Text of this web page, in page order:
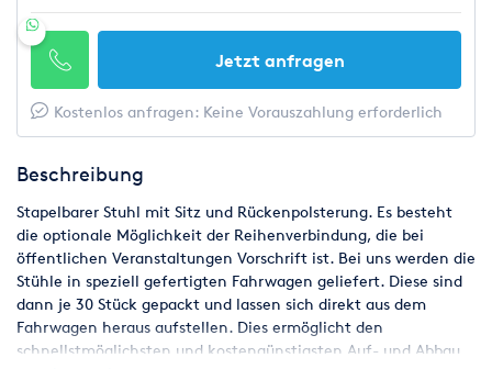
Jetzt anfragen
Kostenlos anfragen: Keine Vorauszahlung erforderlich
Beschreibung
Stapelbarer Stuhl mit Sitz und Rückenpolsterung. Es besteht
die optionale Möglichkeit der Reihenverbindung, die bei
öffentlichen Veranstaltungen Vorschrift ist. Bei uns werden die
Stühle in speziell gefertigten Fahrwagen geliefert. Diese sind
dann je 30 Stück gepackt und lassen sich direkt aus dem
Fahrwagen heraus aufstellen. Dies ermöglicht den
schnellstmöglichsten und kostengünstigsten Auf- und Abbau.